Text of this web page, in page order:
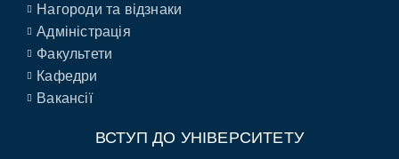
Нагороди та відзнаки
Адміністрація
Факультети
Кафедри
Вакансії
ВСТУП ДО УНІВЕРСИТЕТУ